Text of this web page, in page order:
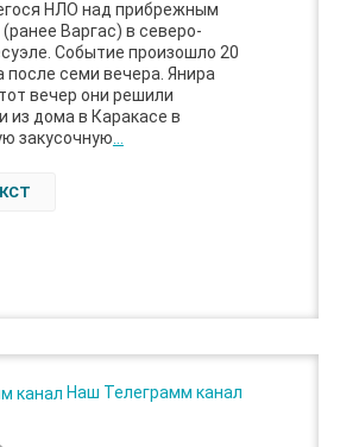
НЛО над прибрежным
Варгас) в северо-
Событие произошло 20
после семи вечера. Янира
вечер они решили
из дома в Каракасе в
закусочную
Наш Телеграмм канал